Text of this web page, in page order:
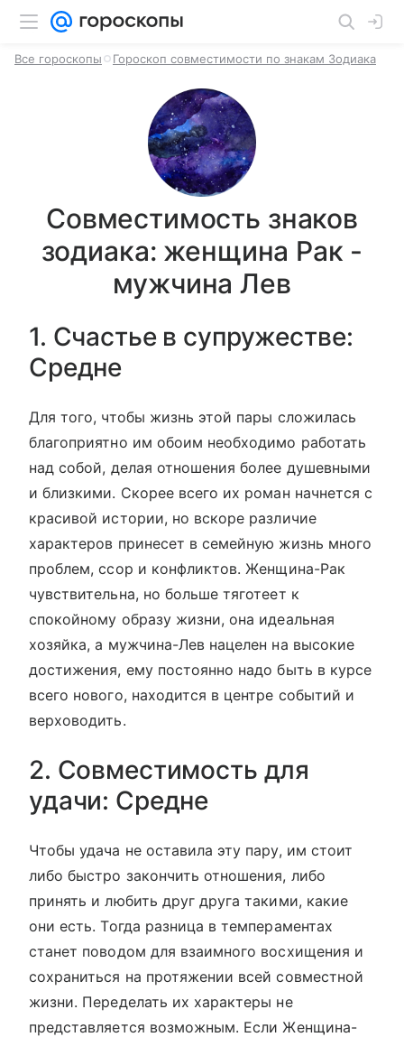
Все гороскопы Гороскоп совместимости по знакам Зодиака
Совместимость знаков
зодиака: женщина Рак -
мужчина Лев
1. Счастье в супружестве:
Средне
Для того, чтобы жизнь этой пары сложилась
благоприятно им обоим необходимо работать
над собой, делая отношения более душевными
и близкими. Скорее всего их роман начнется с
красивой истории, но вскоре различие
характеров принесет в семейную жизнь много
проблем, ссор и конфликтов. Женщина-Рак
чувствительна, но больше тяготеет к
спокойному образу жизни, она идеальная
хозяйка, а мужчина-Лев нацелен на высокие
достижения, ему постоянно надо быть в курсе
всего нового, находится в центре событий и
верховодить.
2. Совместимость для
удачи: Средне
Чтобы удача не оставила эту пару, им стоит
либо быстро закончить отношения, либо
принять и любить друг друга такими, какие
они есть. Тогда разница в темпераментах
станет поводом для взаимного восхищения и
сохраниться на протяжении всей совместной
жизни. Переделать их характеры не
представляется возможным. Если Женщина-